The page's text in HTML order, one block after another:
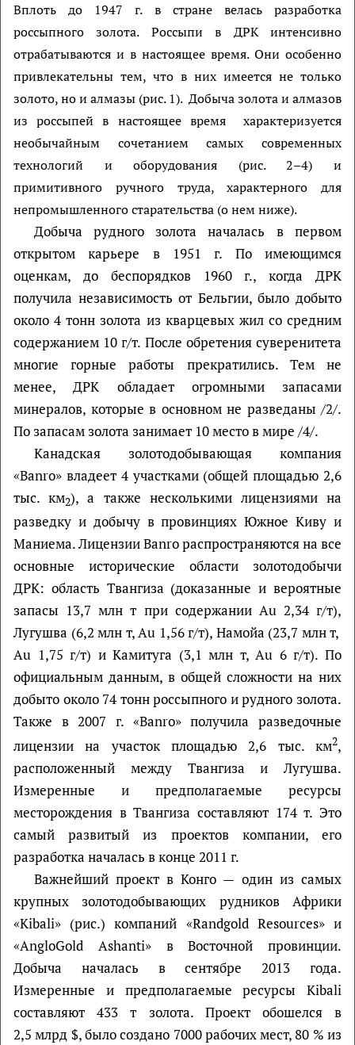
Вплоть до 1947 г. в стране велась разработка
россыпного золота. Россыпи в ДРК интенсивно
отрабатываются и в настоящее время. Они особенно
привлекательны тем, что в них имеется не только
золото, но и алмазы (рис. 1). Добыча золота и алмазов
из россыпей в настоящее время характеризуется
необычайным сочетанием самых современных
технологий и оборудования (рис. 2–4) и
примитивного ручного труда, характерного для
непромышленного старательства (о нем ниже).
Добыча рудного золота началась в первом
открытом карьере в 1951 г. По имеющимся
оценкам, до беспорядков 1960 г., когда ДРК
получила независимость от Бельгии, было добыто
около 4 тонн золота из кварцевых жил со средним
содержанием 10 г/т. После обретения суверенитета
многие горные работы прекратились. Тем не
менее, ДРК обладает огромными запасами
минералов, которые в основном не разведаны /2/.
По запасам золота занимает 10 место в мире /4/.
Канадская золотодобывающая компания
«Banro» владеет 4 участками (общей площадью 2,6
тыс. км2), а также несколькими лицензиями на
разведку и добычу в провинциях Южное Киву и
Маниема. Лицензии Banro распространяются на все
основные исторические области золотодобычи
ДРК: область Твангиза (доказанные и вероятные
запасы 13,7 млн т при содержании Au 2,34 г/т),
Лугушва (6,2 млн т, Au 1,56 г/т), Намойа (23,7 млн т,
Au 1,75 г/т) и Камитуга (3,1 млн т, Au 6 г/т). По
официальным данным, в общей сложности на них
добыто около 74 тонн россыпного и рудного золота.
Также в 2007 г. «Banro» получила разведочные
лицензии на участок площадью 2,6 тыс. км2,
расположенный между Твангиза и Лугушва.
Измеренные и предполагаемые ресурсы
месторождения в Твангиза составляют 174 т. Это
самый развитый из проектов компании, его
разработка началась в конце 2011 г.
Важнейший проект в Конго — один из самых
крупных золотодобывающих рудников Африки
«Kibali» (рис.) компаний «Randgold Resources» и
«AngloGold Ashanti» в Восточной провинции.
Добыча началась в сентябре 2013 года.
Измеренные и предполагаемые ресурсы Kibali
составляют 433 т золота. Проект обошелся в
2,5 млрд $, было создано 7000 рабочих мест, 80 % из